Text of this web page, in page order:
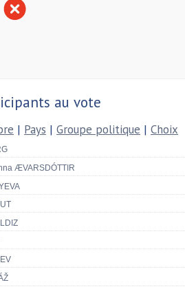
au vote
| Pays | Groupe politique | Choix
ÆVARSDÓTTIR